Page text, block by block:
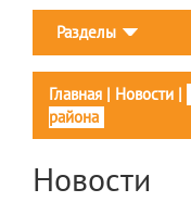
Разделы
Главная | Новости |
района
Новости